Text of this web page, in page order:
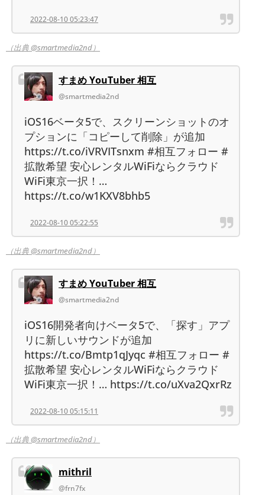
2022-08-10 05:23:47
（出典 @smartmedia2nd）
すまめ YouTuber 相互
@smartmedia2nd
iOS16ベータ5で、スクリーンショットのオ
プションに「コピーして削除」が追加
https://t.co/iVRVITsnxm #相互フォロー #
拡散希望 安心レンタルWiFiならクラウド
WiFi東京一択！…
https://t.co/w1KXV8bhb5
2022-08-10 05:22:55
（出典 @smartmedia2nd）
すまめ YouTuber 相互
@smartmedia2nd
iOS16開発者向けベータ5で、「探す」アプ
リに新しいサウンドが追加
https://t.co/Bmtp1qJyqc #相互フォロー #
拡散希望 安心レンタルWiFiならクラウド
WiFi東京一択！… https://t.co/uXva2QxrRz
2022-08-10 05:15:11
（出典 @smartmedia2nd）
mithril
@frn7fx